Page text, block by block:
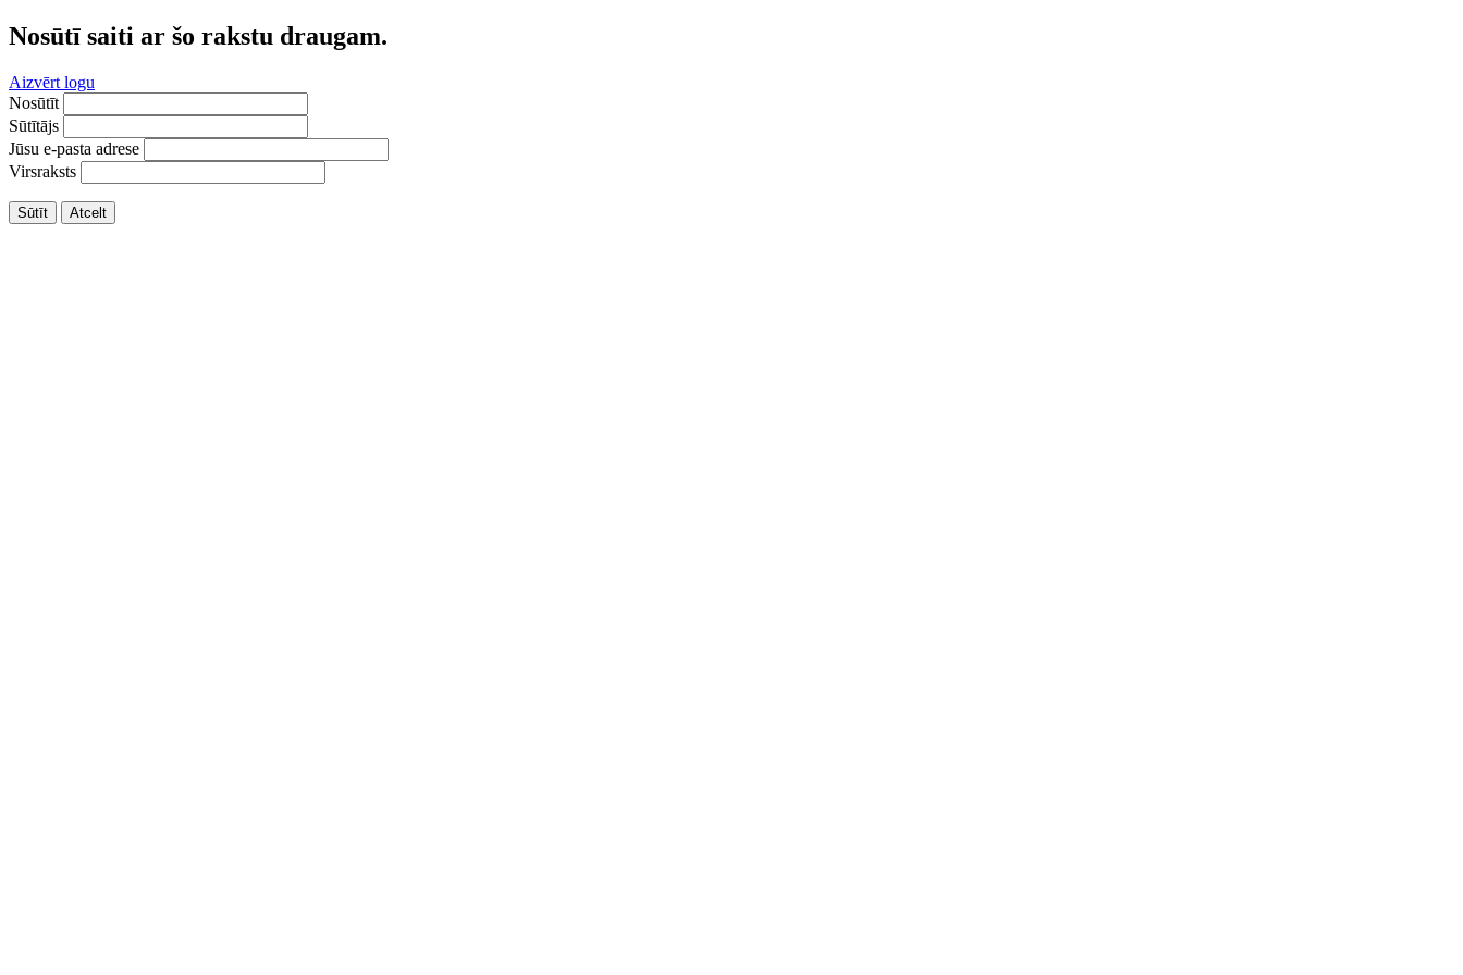
Nosūtī saiti ar šo rakstu draugam.
Aizvērt logu
Nosūtīt
Sūtītājs
Jūsu e-pasta adrese
Virsraksts
Sūtīt Atcelt